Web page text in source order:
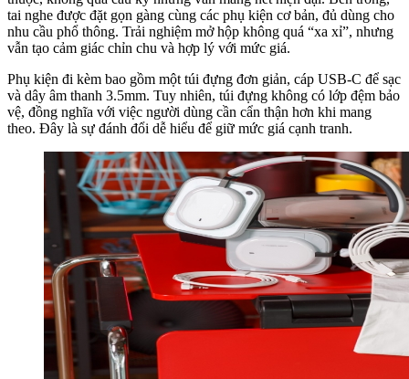
tai nghe được đặt gọn gàng cùng các phụ kiện cơ bản, đủ dùng cho
nhu cầu phổ thông. Trải nghiệm mở hộp không quá “xa xỉ”, nhưng
vẫn tạo cảm giác chỉn chu và hợp lý với mức giá.
Phụ kiện đi kèm bao gồm một túi đựng đơn giản, cáp USB-C để sạc
và dây âm thanh 3.5mm. Tuy nhiên, túi đựng không có lớp đệm bảo
vệ, đồng nghĩa với việc người dùng cần cẩn thận hơn khi mang
theo. Đây là sự đánh đổi dễ hiểu để giữ mức giá cạnh tranh.